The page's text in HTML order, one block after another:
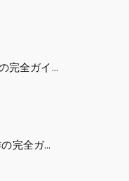
SNS運用代行の完全ガイド｜費用相場・業務内容・会社の選び方【2026年最新】
動画広告制作の完全ガイド｜費用相場・種類・進め方・成果を出すコツ【2026年最新】